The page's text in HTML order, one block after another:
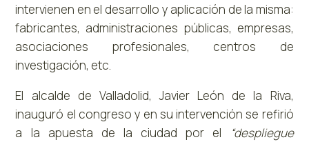
intervienen en el desarrollo y aplicación de la misma:
fabricantes, administraciones públicas, empresas,
asociaciones profesionales, centros de
investigación, etc.
El alcalde de Valladolid, Javier León de la Riva,
inauguró el congreso y en su intervención se refirió
a la apuesta de la ciudad por el
“despliegue